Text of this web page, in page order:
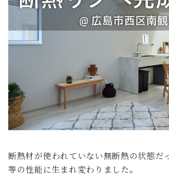
断熱材が使われていない無断熱の状態だ
等の性能に生まれ変わりました。